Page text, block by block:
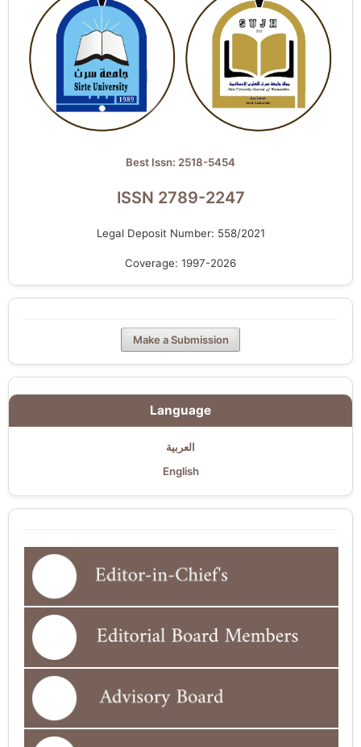
Best Issn: 2518-5454
ISSN 2789-2247
Legal Deposit Number: 558/2021
Coverage: 1997-2026
Make a Submission
Language
العربية
English